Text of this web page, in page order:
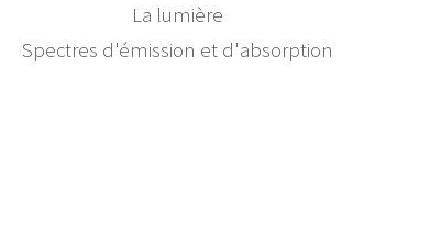
La lumière
Spectres d'émission et d'absorption